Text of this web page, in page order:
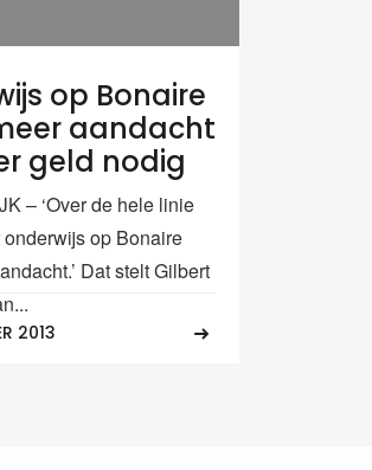
op Bonaire
aandacht
geld nodig
– ‘Over de hele linie
op Bonaire
Dat stelt Gilbert
2013